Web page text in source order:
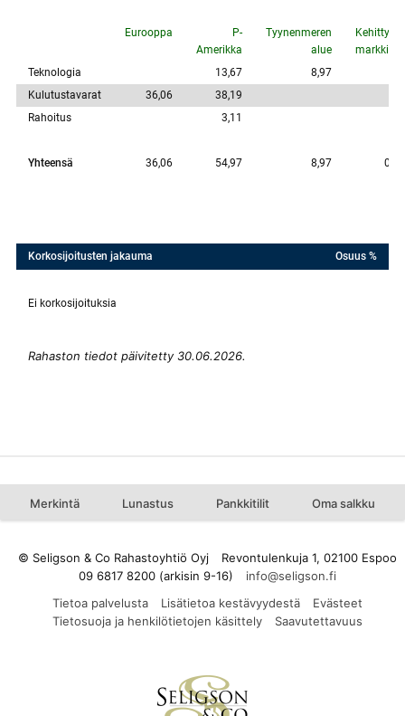
Eurooppa
P-
Amerikka
Tyynenmeren
alue
Kehittyvät
markkinat
Teknologia
13,67
8,97
Kulutustavarat
36,06
38,19
Rahoitus
3,11
Yhteensä 36,06 54,97 8,97 0,00
Korkosijoitusten jakauma Osuus %
Ei korkosijoituksia
Rahaston tiedot päivitetty 30.06.2026.
Merkintä Lunastus Pankkitilit Oma salkku
© Seligson & Co Rahastoyhtiö Oyj
Revontulenkuja 1, 02100 Espoo
09 6817 8200 (arkisin 9-16)
Tietoa palvelusta
Lisätietoa kestävyydestä
Evästeet
Tietosuoja ja henkilötietojen käsittely
Saavutettavuus